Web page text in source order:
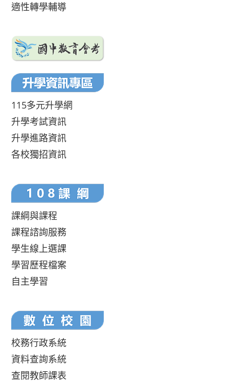
適性轉學輔導
115多元升學網
升學考試資訊
升學進路資訊
各校獨招資訊
課綱與課程
課程諮詢服務
學生線上選課
學習歷程檔案
自主學習
校務行政系統
資料查詢系統
查閱教師課表